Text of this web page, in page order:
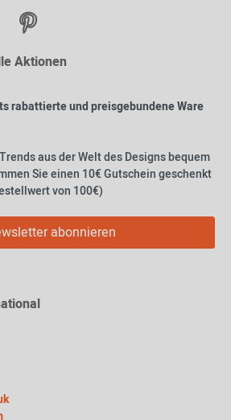
Aktionen
rabattierte und preisgebundene Ware
aus der Welt des Designs bequem
Sie einen 10€ Gutschein geschenkt
von 100€)
abonnieren